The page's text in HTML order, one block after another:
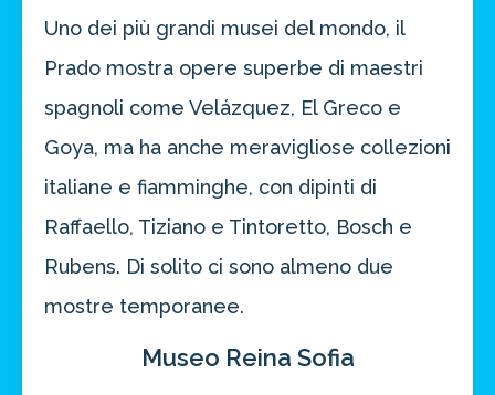
Uno dei più grandi musei del mondo, il
Prado mostra opere superbe di maestri
spagnoli come Velázquez, El Greco e
Goya, ma ha anche meravigliose collezioni
italiane e fiamminghe, con dipinti di
Raffaello, Tiziano e Tintoretto, Bosch e
Rubens. Di solito ci sono almeno due
mostre temporanee.
Museo Reina Sofia